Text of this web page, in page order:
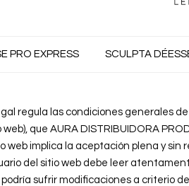
PRO EXPRESS SCULPTA
regula las condiciones generales
que AURA DISTRIBUIDORA
web implica la aceptación plena y sin
del sitio web debe leer
sufrir modificaciones a criterio